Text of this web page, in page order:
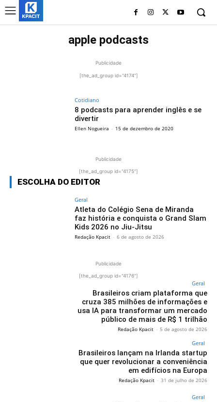
apple podcasts
Publicidade
[the_ad_group id="4174"]
Cotidiano
8 podcasts para aprender inglês e se
divertir
Ellen Nogueira - 15 de dezembro de 2020
Publicidade
[the_ad_group id="4175"]
ESCOLHA DO EDITOR
Geral
Atleta do Colégio Sena de Miranda
faz história e conquista o Grand Slam
Kids 2026 no Jiu-Jitsu
Redação Kpacit - 6 de agosto de 2026
Publicidade
[the_ad_group id="4176"]
Geral
Brasileiros criam plataforma que
cruza 385 milhões de informações e
usa IA para transformar um mercado
público de mais de R$ 1 trilhão
Redação Kpacit - 5 de agosto de 2026
Geral
Brasileiros lançam na Irlanda startup
que quer revolucionar a conveniência
em edifícios na Europa
Redação Kpacit - 31 de julho de 2026
Geral